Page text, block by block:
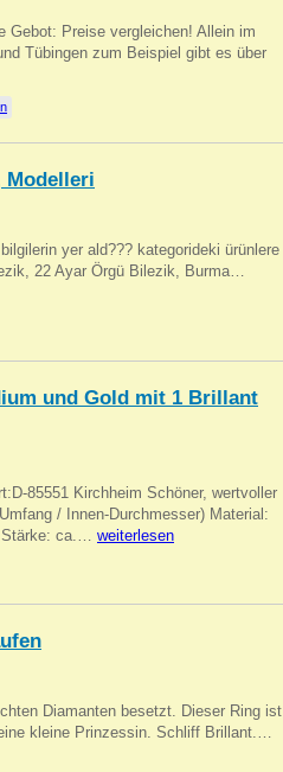
Gebot: Preise vergleichen! Allein im
Tübingen zum Beispiel gibt es über
Modelleri
yer ald??? kategorideki ürünlere
22 Ayar Örgü Bilezik, Burma…
und Gold mit 1 Brillant
85551 Kirchheim Schöner, wertvoller
/ Innen-Durchmesser) Material:
Stärke: ca.… weiterlesen
Diamanten besetzt. Dieser Ring ist
kleine Prinzessin. Schliff Brillant.…